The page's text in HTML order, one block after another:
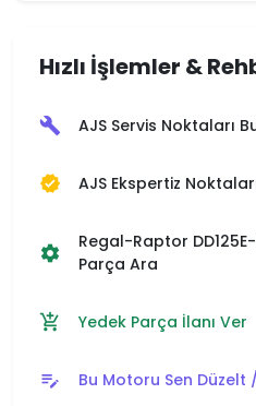
Hızlı İşlemler &
build AJS Servis Noktaları
verified AJS Ekspertiz
settings
Regal-Raptor
Parça Ara
add_shopping_cart Yedek Parça İlanı Ver
edit_note Bu Motoru Sen Düzelt